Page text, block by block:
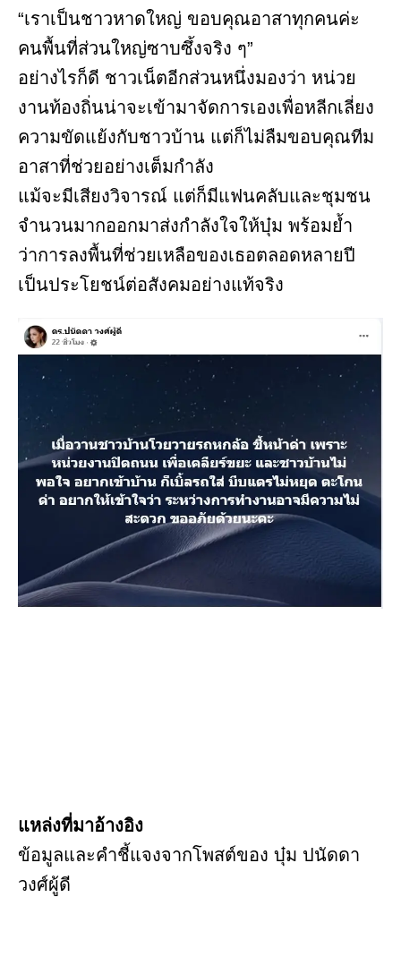
“เราเป็นชาวหาดใหญ่ ขอบคุณอาสาทุกคนค่ะ
คนพื้นที่ส่วนใหญ่ซาบซึ้งจริง ๆ”
อย่างไรก็ดี ชาวเน็ตอีกส่วนหนึ่งมองว่า หน่วย
งานท้องถิ่นน่าจะเข้ามาจัดการเองเพื่อหลีกเลี่ยง
ความขัดแย้งกับชาวบ้าน แต่ก็ไม่ลืมขอบคุณทีม
อาสาที่ช่วยอย่างเต็มกำลัง
แม้จะมีเสียงวิจารณ์ แต่ก็มีแฟนคลับและชุมชน
จำนวนมากออกมาส่งกำลังใจให้บุ๋ม พร้อมย้ำ
ว่าการลงพื้นที่ช่วยเหลือของเธอตลอดหลายปี
เป็นประโยชน์ต่อสังคมอย่างแท้จริง
แหล่งที่มาอ้างอิง
ข้อมูลและคำชี้แจงจากโพสต์ของ บุ๋ม ปนัดดา
วงศ์ผู้ดี